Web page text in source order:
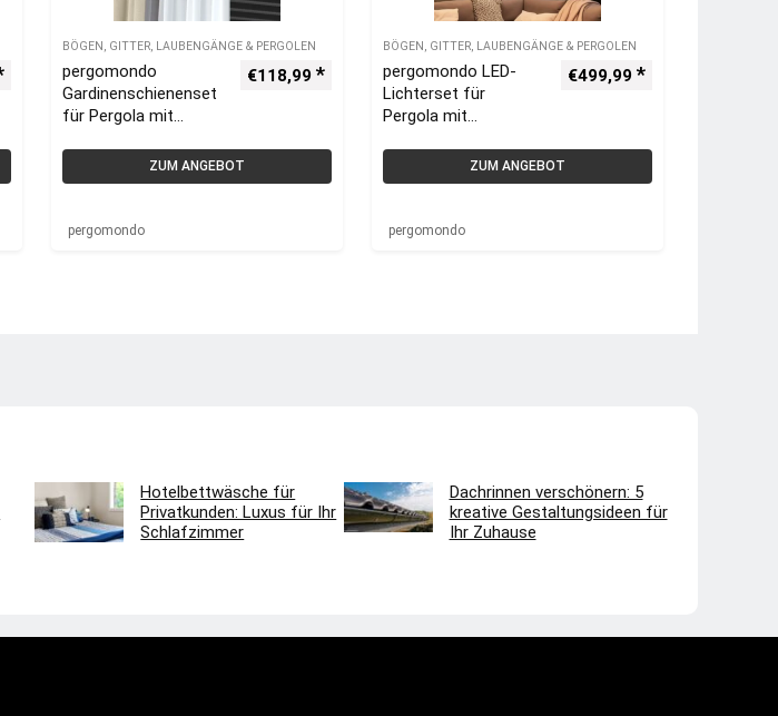
BÖGEN, GITTER, LAUBENGÄNGE & PERGOLEN
pergomondo
Gardinenschienenset
für Pergola mit
m, anthrazit
€118,99
ZUM ANGEBOT
pergomondo
BÖGEN, GITTER, LAUBENGÄNGE & PERGOLEN
pergomondo LED-
Lichterset für
Pergola mit
€499,99
ZUM ANGEBOT
pergomondo
Hotelbettwäsche für
Privatkunden: Luxus für Ihr
Schlafzimmer
Dachrinnen verschönern: 5
kreative Gestaltungsideen für
Ihr Zuhause